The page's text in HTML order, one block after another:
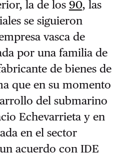
la de los 90, las
se siguieron
vasca de
por una familia de
de bienes de
que en su momento
del submarino
Echevarrieta y en
en el sector
acuerdo con IDE